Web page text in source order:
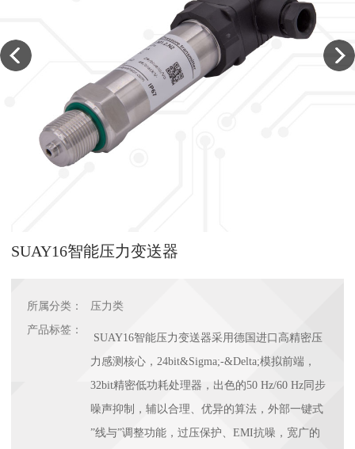
SUAY16智能压力变送器
所属分类：
压力类
产品标签：
SUAY16智能压力变送器采用德国进口高精密压
力感测核心，24bit&Sigma;-&Delta;模拟前端，
32bit精密低功耗处理器，出色的50 Hz/60 Hz同步
噪声抑制，辅以合理、优异的算法，外部一键式
”线与”调整功能，过压保护、EMI抗噪，宽广的